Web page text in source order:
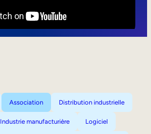
Association Distribution industrielle
Industrie manufacturière Logiciel